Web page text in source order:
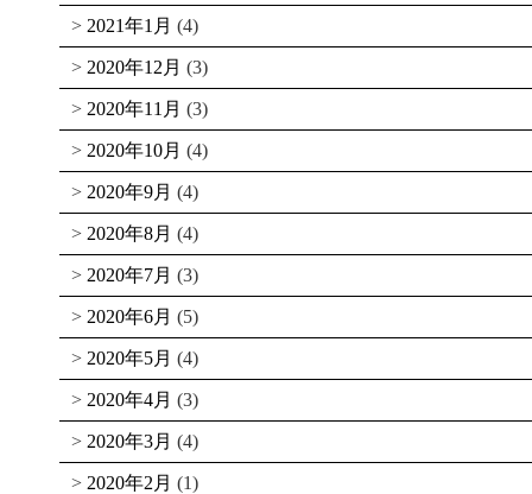
2021年1月 (4)
2020年12月 (3)
2020年11月 (3)
2020年10月 (4)
2020年9月 (4)
2020年8月 (4)
2020年7月 (3)
2020年6月 (5)
2020年5月 (4)
2020年4月 (3)
2020年3月 (4)
2020年2月 (1)